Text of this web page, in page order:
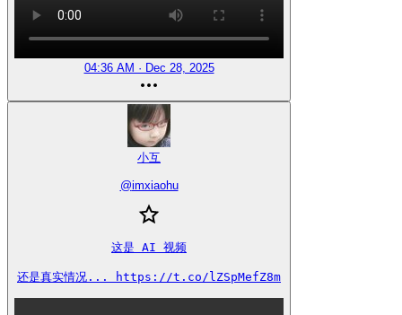
04:36 AM · Dec 28, 2025
小互
@imxiaohu
这是 AI 视频
还是真实情况... https://t.co/lZSpMefZ8m